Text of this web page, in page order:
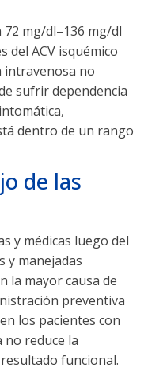
72 mg/dl–136 mg/dl
del ACV isquémico
intravenosa no
sufrir dependencia
dentro de un rango
de las
y médicas luego del
y manejadas
la mayor causa de
preventiva
los pacientes con
no reduce la
funcional.